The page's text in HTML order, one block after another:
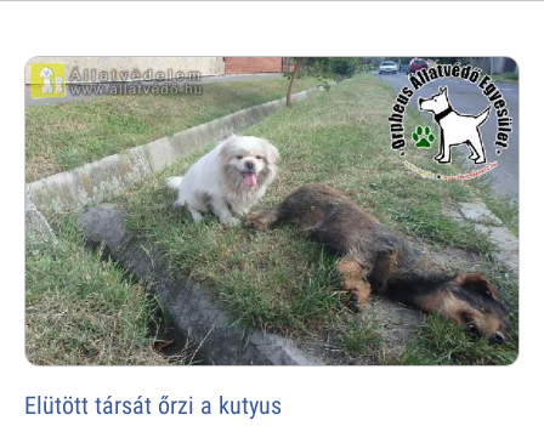
Elütött társát őrzi a kutyus